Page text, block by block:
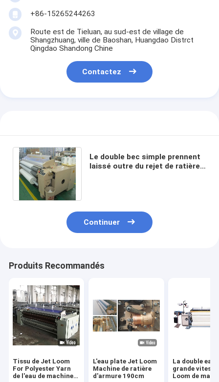
+86-15265244263
Route est de Tieluan, au sud-est de village de
Shangzhuang, ville de Baoshan, Huangdao Distrct
Qingdao Shandong Chine
Contactez
Le double bec simple prennent
laissé outre du rejet de ratière
Continuer
Produits Recommandés
Tissu de Jet Loom
For Polyester Yarn
de l'eau de machine
L'eau plate Jet Loom
Machine de ratière
d'armure 190cm
La double eau
grande
Loom de